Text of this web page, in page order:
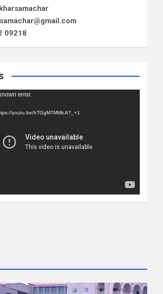
09218
error.
youtu.be/hTGgM7MMlcA?_=1